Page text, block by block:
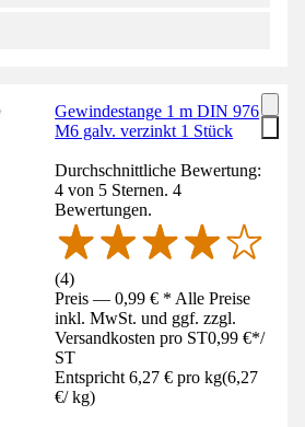
Gewindestange 1 m DIN 976
M6 galv. verzinkt 1 Stück
Durchschnittliche Bewertung:
4 von 5 Sternen. 4
Bewertungen.
(4)
Preis — 0,99 € * Alle Preise
inkl. MwSt. und ggf. zzgl.
Versandkosten pro ST0,99 €*/
ST
Entspricht 6,27 € pro kg(6,27
€/ kg)